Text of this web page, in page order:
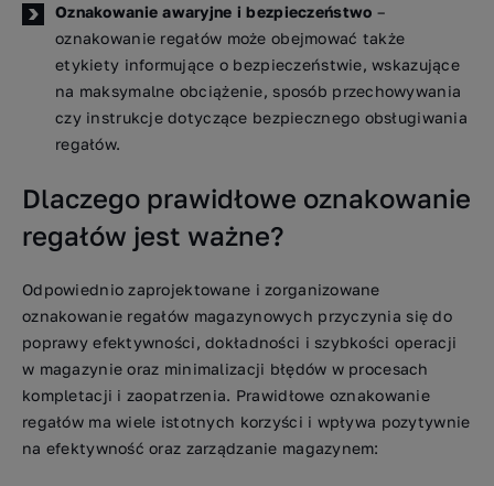
Oznakowanie awaryjne i bezpieczeństwo –
oznakowanie regałów może obejmować także
etykiety informujące o bezpieczeństwie, wskazujące
na maksymalne obciążenie, sposób przechowywania
czy instrukcje dotyczące bezpiecznego obsługiwania
regałów.
Dlaczego prawidłowe oznakowanie
regałów jest ważne?
Odpowiednio zaprojektowane i zorganizowane
oznakowanie regałów magazynowych przyczynia się do
poprawy efektywności, dokładności i szybkości operacji
w magazynie oraz minimalizacji błędów w procesach
kompletacji i zaopatrzenia. Prawidłowe oznakowanie
regałów ma wiele istotnych korzyści i wpływa pozytywnie
na efektywność oraz zarządzanie magazynem: